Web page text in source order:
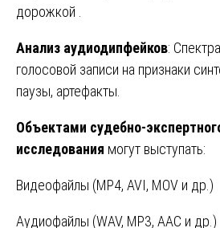
дорожкой .
Анализ аудиодипфейков:
голосовой записи на признаки
паузы, артефакты.
Объектами судебно-
исследования могут выступать:
Видеофайлы (MP4, AVI, MOV и др.)
Аудиофайлы (WAV, MP3, AAC и др.)